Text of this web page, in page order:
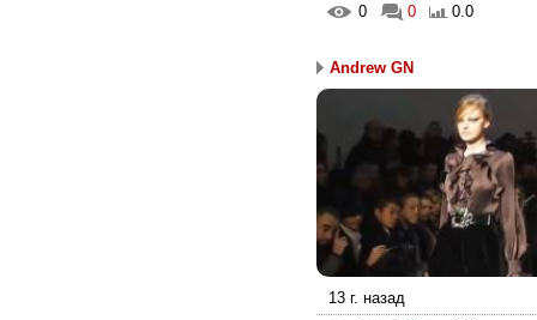
0
0 0.0
Andrew GN
13 г. назад